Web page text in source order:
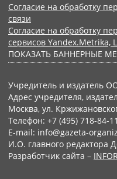
Согласие на обработку
связи
Согласие на обработку
сервисов Yandex.Metrika,
ПОКАЗАТЬ БАННЕРНЫЕ
Учредитель и издатель
Адрес учредителя,
Москва, ул.
Телефон: +7 (495) 718-84-11
E-mail: info@gazeta-
И.О. главного редактора
Разработчик сайта –